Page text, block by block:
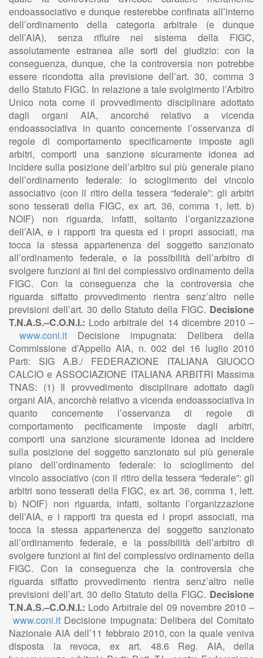
endoassociativo e dunque resterebbe confinata all’interno
dell’ordinamento della categoria arbitrale (e dunque
dell’AIA), senza rifluire nel sistema della FIGC,
assolutamente estranea alle sorti del giudizio: con la
conseguenza, dunque, che la controversia non potrebbe
essere ricondotta alla previsione dell’art. 30, comma 3
dello Statuto FIGC. In relazione a tale svolgimento l’Arbitro
Unico nota come il provvedimento disciplinare adottato
dagli organi AIA, ancorché relativo a vicenda
endoassociativa in quanto concernente l’osservanza di
regole di comportamento specificamente imposte agli
arbitri, comporti una sanzione sicuramente idonea ad
incidere sulla posizione dell’arbitro sul più generale piano
dell’ordinamento federale: lo scioglimento del vincolo
associativo (con il ritiro della tessera “federale”: gli arbitri
sono tesserati della FIGC, ex art. 36, comma 1, lett. b)
NOIF) non riguarda, infatti, soltanto l’organizzazione
dell’AIA, e i rapporti tra questa ed i propri associati, ma
tocca la stessa appartenenza del soggetto sanzionato
all’ordinamento federale, e la possibilità dell’arbitro di
svolgere funzioni ai fini del complessivo ordinamento della
FIGC. Con la conseguenza che la controversia che
riguarda siffatto provvedimento rientra senz’altro nelle
previsioni dell’art. 30 dello Statuto della FIGC. Decisione
T.N.A.S.–C.O.N.I.: Lodo arbitrale del 14 dicembre 2010 –
www.coni.it Decisione impugnata: Delibera della
Commissione d’Appello AIA, n. 002 del 16 luglio 2010
Parti: SIG A.B./ FEDERAZIONE ITALIANA GIUOCO
CALCIO e ASSOCIAZIONE ITALIANA ARBITRI Massima
TNAS: (1) Il provvedimento disciplinare adottato dagli
organi AIA, ancorchè relativo a vicenda endoassociativa in
quanto concernente l’osservanza di regole di
comportamento pecificamente imposte dagli arbitri,
comporti una sanzione sicuramente idonea ad incidere
sulla posizione del soggetto sanzionato sul più generale
piano dell’ordinamento federale: lo scioglimento del
vincolo associativo (con il ritiro della tessera “federale”: gli
arbitri sono tesserati della FIGC, ex art. 36, comma 1, lett.
b) NOIF) non riguarda, infatti, soltanto l’organizzazione
dell’AIA, e i rapporti tra questa ed i propri associati, ma
tocca la stessa appartenenza del soggetto sanzionato
all’ordinamento federale, e la possibilità dell’arbitro di
svolgere funzioni ai fini del complessivo ordinamento della
FIGC. Con la conseguenza che la controversia che
riguarda siffatto provvedimento rientra senz’altro nelle
previsioni dell’art. 30 dello Statuto della FIGC. Decisione
T.N.A.S.–C.O.N.I.: Lodo Arbitrale del 09 novembre 2010 –
www.coni.itDecisione impugnata: Delibera del Comitato
Nazionale AIA dell’11 febbraio 2010, con la quale veniva
disposta la revoca, ex art. 48.6 Reg. AIA, della